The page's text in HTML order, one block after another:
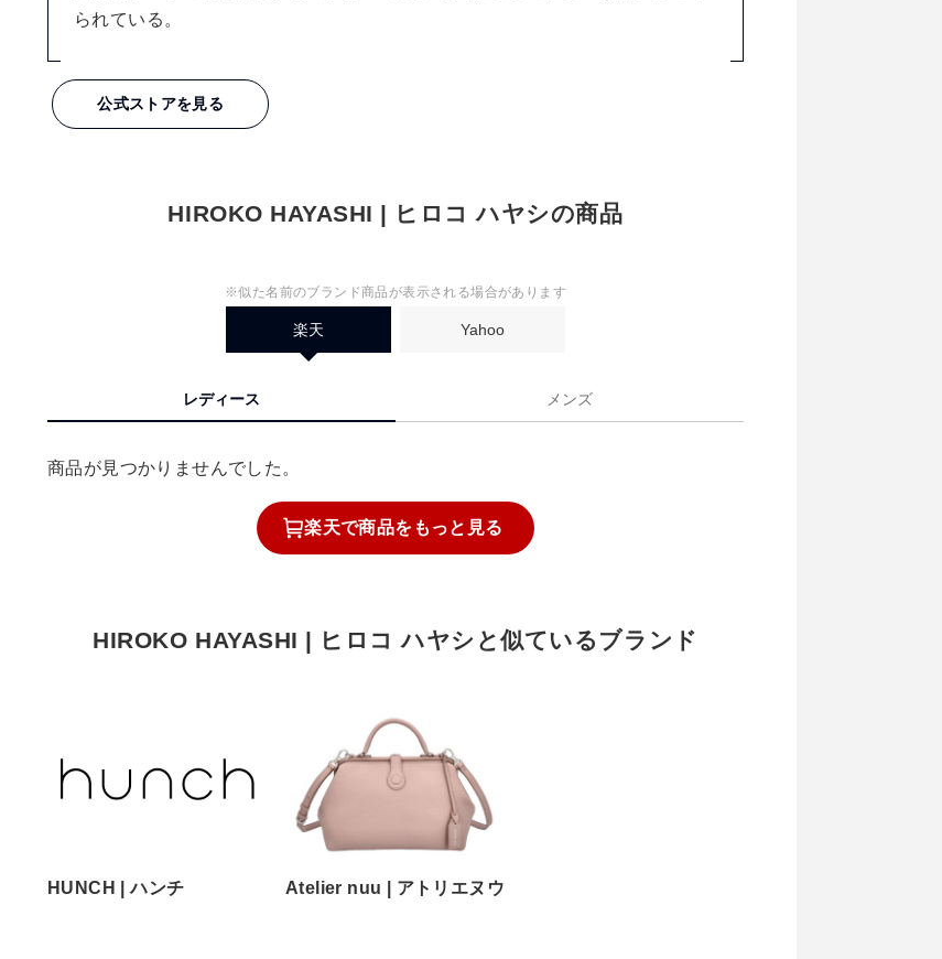
られている。
公式ストアを見る
HIROKO HAYASHI | ヒロコ ハヤシの商品
※似た名前のブランド商品が表示される場合があります
楽天 Yahoo
レディース メンズ
商品が見つかりませんでした。
楽天で商品を もっと見る
HIROKO HAYASHI | ヒロコ ハヤシと似ているブランド
HUNCH | ハンチ Atelier nuu | アトリエヌウ